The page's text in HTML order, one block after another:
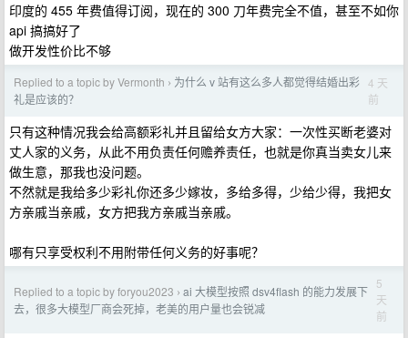
印度的 455 年费值得订阅，现在的 300 刀年费完全不值，甚至不如你
api 搞搞好了
做开发性价比不够
Replied to a topic by Vermonth › 为什么 v 站有这么多人都觉得结婚出彩
礼是应该的？
4 天
前
只有这种情况我会给高额彩礼并且留给女方大家：一次性买断老婆对
丈人家的义务，从此不用负责任何赡养责任，也就是你真当卖女儿来
做生意，那我也没问题。
不然就是我给多少彩礼你还多少嫁妆，多给多得，少给少得，我把女
方亲戚当亲戚，女方把我方亲戚当亲戚。
哪有只享受权利不用附带任何义务的好事呢？
Replied to a topic by foryou2023 › ai 大模型按照 dsv4flash 的能力发展下
去，很多大模型厂商会死掉，老美的用户量也会锐减
5
天
前